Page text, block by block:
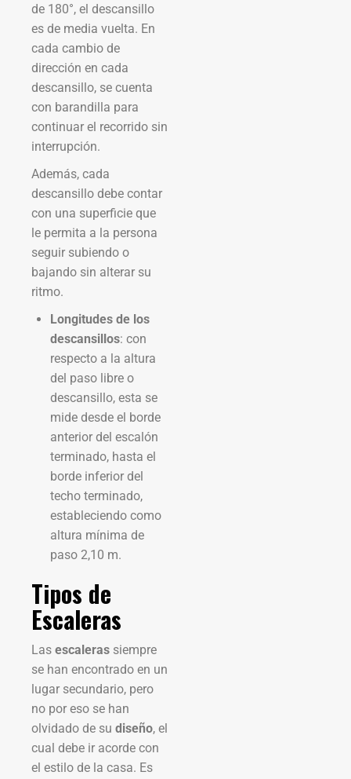
de 180°, el descansillo
es de media vuelta. En
cada cambio de
dirección en cada
descansillo, se cuenta
con barandilla para
continuar el recorrido sin
interrupción.
Además, cada
descansillo debe contar
con una superficie que
le permita a la persona
seguir subiendo o
bajando sin alterar su
ritmo.
Longitudes de los
descansillos: con
respecto a la altura
del paso libre o
descansillo, esta se
mide desde el borde
anterior del escalón
terminado, hasta el
borde inferior del
techo terminado,
estableciendo como
altura mínima de
paso 2,10 m.
Tipos de
Escaleras
Las escaleras siempre
se han encontrado en un
lugar secundario, pero
no por eso se han
olvidado de su diseño, el
cual debe ir acorde con
el estilo de la casa. Es